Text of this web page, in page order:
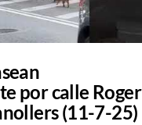
por calle Roger
(11-7-25)